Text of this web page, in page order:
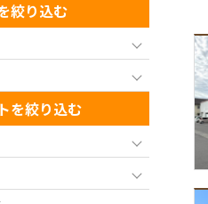
絞り込む
を絞り込む